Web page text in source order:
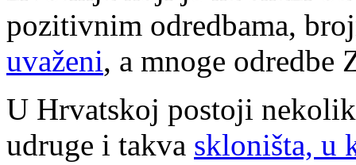
pozitivnim odredbama,
uvaženi, a mnoge odredbe
U Hrvatskoj postoji
udruge i takva skloništa, u